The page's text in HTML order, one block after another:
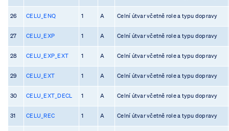
26 CELU_ENQ 1 A Celní útvar včetně role a typu dopravy
27 CELU_EXP 1 A Celní útvar včetně role a typu dopravy
28 CELU_EXP_EXT 1 A Celní útvar včetně role a typu dopravy
29 CELU_EXT 1 A Celní útvar včetně role a typu dopravy
30 CELU_EXT_DECL 1 A Celní útvar včetně role a typu dopravy
31 CELU_REC 1 A Celní útvar včetně role a typu dopravy